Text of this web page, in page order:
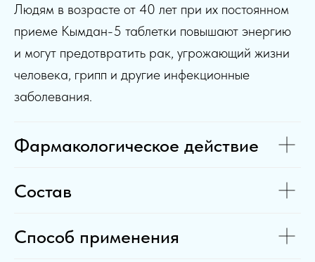
Людям в возрасте от 40 лет при их постоянном
приеме Кымдан-5 таблетки повышают энергию
и могут предотвратить рак, угрожающий жизни
человека, грипп и другие инфекционные
заболевания.
Фармакологическое действие
Состав
Способ применения